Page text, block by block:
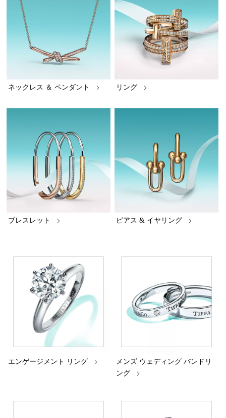
ネックレス ＆ ペンダント リング
ブレスレット ピアス & イヤリング
エンゲージメント リング
メンズ ウェディング バンドリ
ング